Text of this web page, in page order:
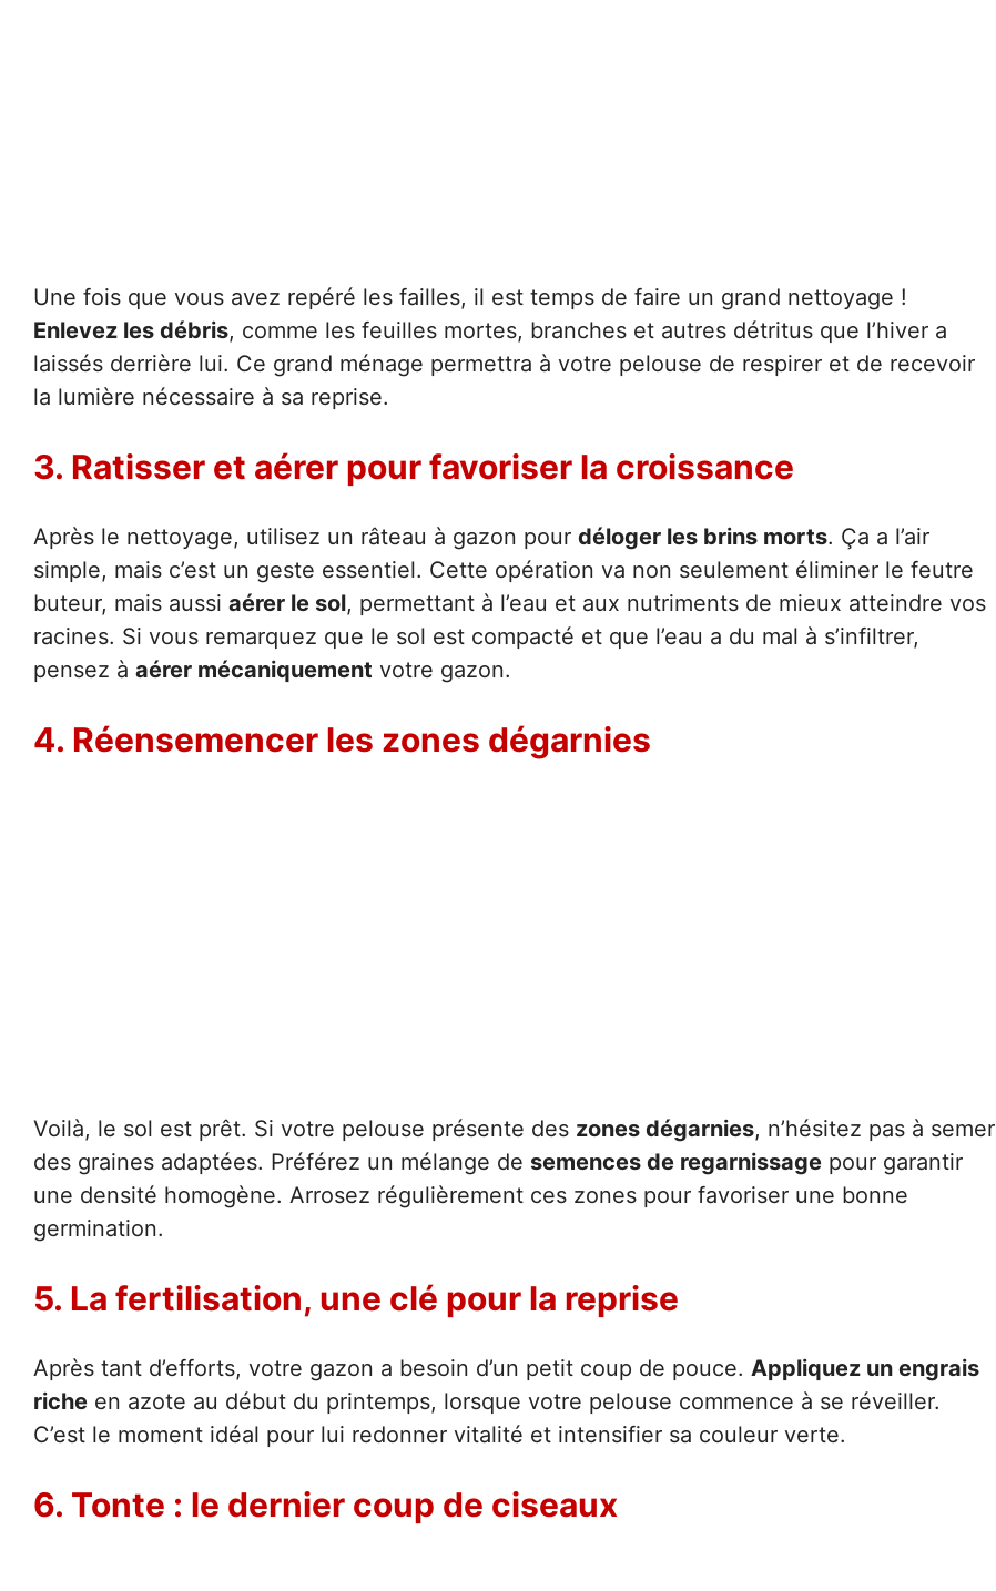
Une fois que vous avez repéré les failles, il est temps de faire un grand nettoyage !
Enlevez les débris, comme les feuilles mortes, branches et autres détritus que l’hiver a
laissés derrière lui. Ce grand ménage permettra à votre pelouse de respirer et de recevoir
la lumière nécessaire à sa reprise.
3. Ratisser et aérer pour favoriser la croissance
Après le nettoyage, utilisez un râteau à gazon pour déloger les brins morts. Ça a l’air
simple, mais c’est un geste essentiel. Cette opération va non seulement éliminer le feutre
buteur, mais aussi aérer le sol, permettant à l’eau et aux nutriments de mieux atteindre vos
racines. Si vous remarquez que le sol est compacté et que l’eau a du mal à s’infiltrer,
pensez à aérer mécaniquement votre gazon.
4. Réensemencer les zones dégarnies
Voilà, le sol est prêt. Si votre pelouse présente des zones dégarnies, n’hésitez pas à semer
des graines adaptées. Préférez un mélange de semences de regarnissage pour garantir
une densité homogène. Arrosez régulièrement ces zones pour favoriser une bonne
germination.
5. La fertilisation, une clé pour la reprise
Après tant d’efforts, votre gazon a besoin d’un petit coup de pouce. Appliquez un engrais
riche en azote au début du printemps, lorsque votre pelouse commence à se réveiller.
C’est le moment idéal pour lui redonner vitalité et intensifier sa couleur verte.
6. Tonte : le dernier coup de ciseaux